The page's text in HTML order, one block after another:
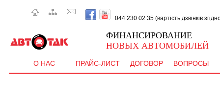
044 230 02 35 (вартість дзвінків
ФИНАНСИРОВАНИЕ
НОВЫХ АВТОМОБИЛЕЙ
О НАС ПРАЙС-ЛИСТ ДОГОВОР ВОПРОСЫ